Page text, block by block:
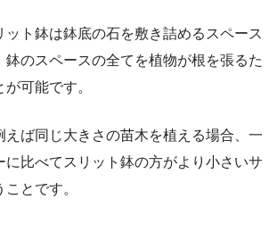
ット鉢は鉢底の石を敷き詰めるスペース
鉢のスペースの全てを植物が根を張るた
可能です。
えば同じ大きさの苗木を植える場合、一
に比べてスリット鉢の方がより小さいサ
とです。